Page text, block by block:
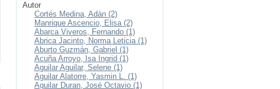
Autor
Cortés Medina, Adán (2)
Manrique Ascencio, Elisa (2)
Abarca Viveros, Fernando (1)
Abrica Jacinto, Norma Leticia (1)
Aburto Guzmán, Gabriel (1)
Acuña Arroyo, Isa Ingrid (1)
Aguilar Aguilar, Selene (1)
Aguilar Alatorre, Yasmin L. (1)
Aguilar Duran, José Octavio (1)